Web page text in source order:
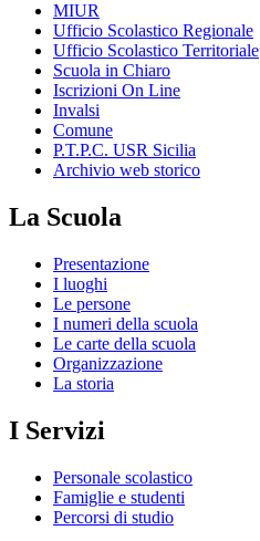
MIUR
Ufficio Scolastico Regionale
Ufficio Scolastico Territoriale
Scuola in Chiaro
Iscrizioni On Line
Invalsi
Comune
P.T.P.C. USR Sicilia
Archivio web storico
La Scuola
Presentazione
I luoghi
Le persone
I numeri della scuola
Le carte della scuola
Organizzazione
La storia
I Servizi
Personale scolastico
Famiglie e studenti
Percorsi di studio